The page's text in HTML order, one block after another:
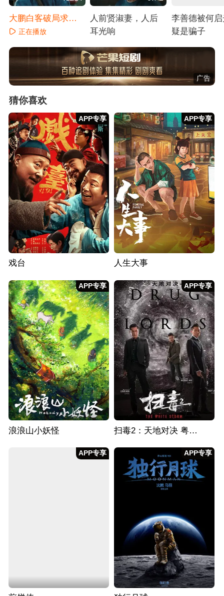
大鹏白客破局求生
千里送荔枝
正在播放
人前贤淑妻，人后
耳光响
李善德被何
疑是骗子
广告
猜你喜欢
APP专享
戏台
APP专享
人生大事
APP专享
浪浪山小妖怪
APP专享
扫毒2：天地对决 粤语版
APP专享 APP专享